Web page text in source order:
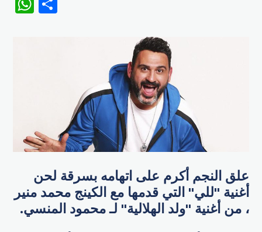
علق النجم أكرم على اتهامه بسرقة لحن
أغنية "للي" التي قدمها مع الكينج محمد منير​
، من أغنية "ولد الهلالية" لـ ​محمود المنسي.